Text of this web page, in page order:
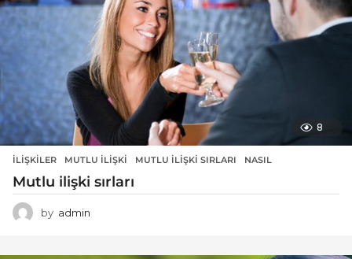
8
İLIŞKILER MUTLU ILIŞKI ,MUTLU ILIŞKI SIRLARI ,NASIL
Mutlu ilişki sırları
by admin